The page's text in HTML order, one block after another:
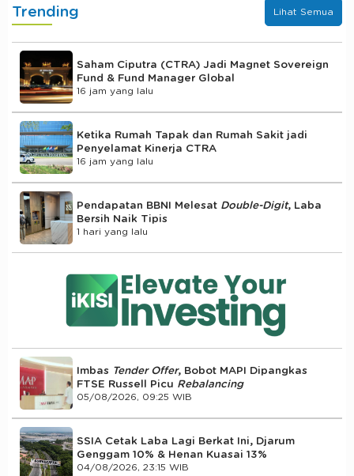
Trending Lihat Semua
Saham Ciputra (CTRA) Jadi Magnet Sovereign
Fund & Fund Manager Global
16 jam yang lalu
Ketika Rumah Tapak dan Rumah Sakit jadi
Penyelamat Kinerja CTRA
16 jam yang lalu
Pendapatan BBNI Melesat Double-Digit, Laba
Bersih Naik Tipis
1 hari yang lalu
Imbas Tender Offer, Bobot MAPI Dipangkas
FTSE Russell Picu Rebalancing
05/08/2026, 09:25 WIB
SSIA Cetak Laba Lagi Berkat Ini, Djarum
Genggam 10% & Henan Kuasai 13%
04/08/2026, 23:15 WIB